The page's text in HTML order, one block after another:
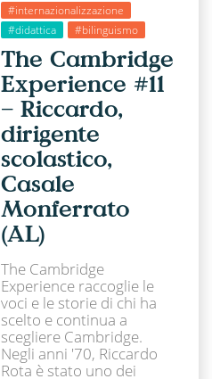
#internazionalizzazione
#didattica
#bilinguismo
The Cambridge
Experience #11
– Riccardo,
dirigente
scolastico,
Casale
Monferrato
(AL)
The Cambridge
Experience raccoglie le
voci e le storie di chi ha
scelto e continua a
scegliere Cambridge.
Negli anni '70, Riccardo
Rota è stato uno dei